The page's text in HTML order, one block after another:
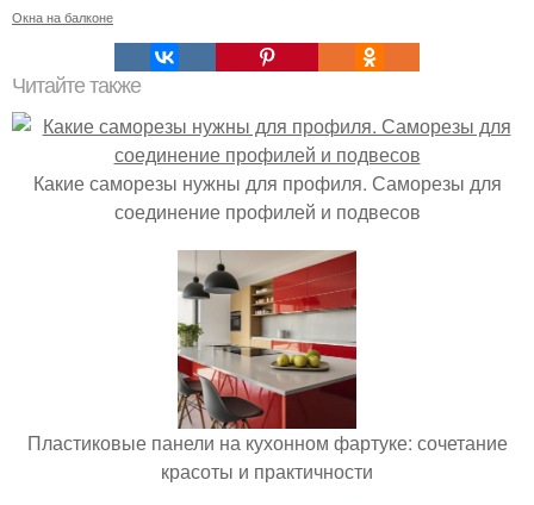
Окна на балконе
Читайте также
Какие саморезы нужны для профиля. Саморезы для
соединение профилей и подвесов
Пластиковые панели на кухонном фартуке: сочетание
красоты и практичности